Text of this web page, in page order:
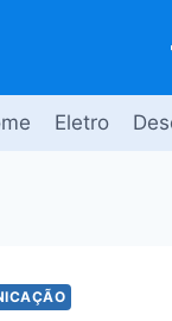
Eletro